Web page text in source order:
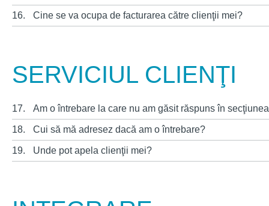
16. Cine se va ocupa de facturarea către clienţii mei?
SERVICIUL CLIENŢI
17. Am o întrebare la care nu am găsit răspuns în
18. Cui să mă adresez dacă am o întrebare?
19. Unde pot apela clienţii mei?